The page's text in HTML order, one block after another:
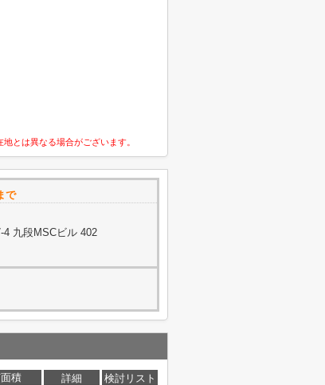
とは異なる場合がございます。
で
4 九段MSCビル 402
積 詳細
検討リスト